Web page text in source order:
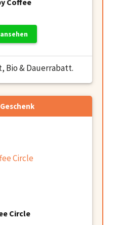
Coffee
Bio & Dauerrabatt.
Circle